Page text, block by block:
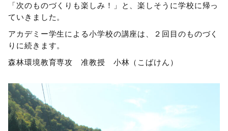
「次のものづくりも楽しみ！」と、楽しそうに学校に帰っ
ていきました。
アカデミー学生による小学校の講座は、２回目のものづく
りに続きます。
森林環境教育専攻 准教授 小林（こばけん）